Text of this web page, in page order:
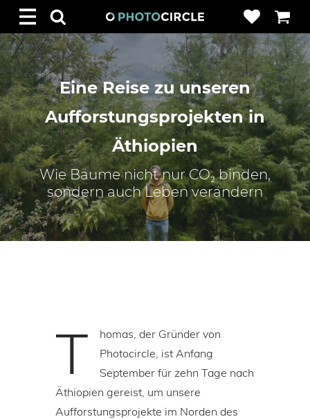
Eine Reise zu unseren
Aufforstungsprojekten in
Äthiopien
Wie Bäume nicht nur CO₂ binden,
sondern auch Leben verändern
T
homas, der Gründer von
Photocircle, ist Anfang
September für zehn Tage nach
Äthiopien gereist, um unsere
Aufforstungsprojekte im Norden des